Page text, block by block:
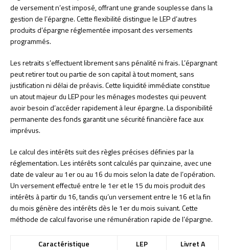
de versement n’est imposé, offrant une grande souplesse dans la
gestion de l’épargne. Cette flexibilité distingue le LEP d’autres
produits d’épargne réglementée imposant des versements
programmés.
Les retraits s’effectuent librement sans pénalité ni frais. L’épargnant
peut retirer tout ou partie de son capital à tout moment, sans
justification ni délai de préavis. Cette liquidité immédiate constitue
un atout majeur du LEP pour les ménages modestes qui peuvent
avoir besoin d’accéder rapidement à leur épargne. La disponibilité
permanente des fonds garantit une sécurité financière face aux
imprévus.
Le calcul des intérêts suit des règles précises définies par la
réglementation. Les intérêts sont calculés par quinzaine, avec une
date de valeur au 1er ou au 16 du mois selon la date de l’opération.
Un versement effectué entre le 1er et le 15 du mois produit des
intérêts à partir du 16, tandis qu’un versement entre le 16 et la fin
du mois génère des intérêts dès le 1er du mois suivant. Cette
méthode de calcul favorise une rémunération rapide de l’épargne.
Caractéristique LEP
Livret A